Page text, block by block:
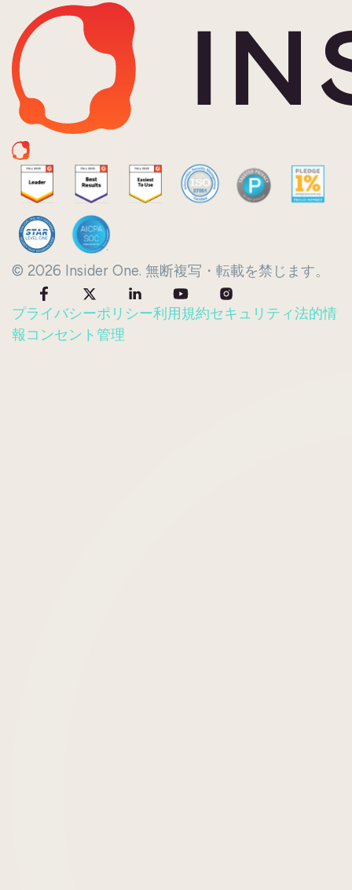
© 2026 Insider One. 無断複写・転載を禁じます。
プライバシーポリシー利用規約セキュリティ法的情
報コンセント管理